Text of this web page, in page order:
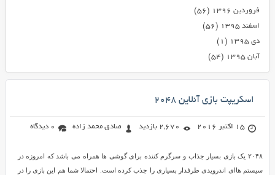
فروردین ۱۳۹۶
(۵۶)
اسفند ۱۳۹۵
(۵۶)
دی ۱۳۹۵
(۱)
آبان ۱۳۹۵
(۵۴)
اسکریپت بازی آنلاین ۲۰۴۸
15 اکتبر 2016 2,670 بازدید صادق محمد زاده 0 دیدگاه
۲۰۴۸ یک بازی بسیار جذاب و سرگرم کننده برای گوشی ها همراه می باشد که امروزه در
سیستم هاای اندرویدی طرفدار بسیاری را جذب کرده است. احتمالا شما هم این بازی را در